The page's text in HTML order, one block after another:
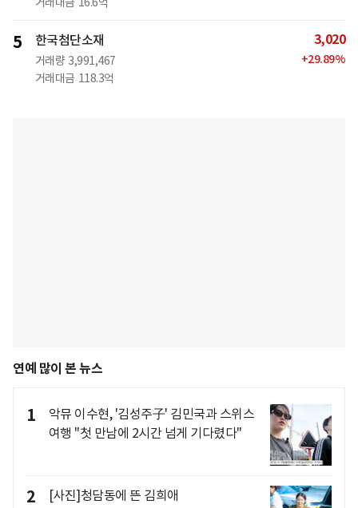
5 한국첨단소재
거래량 3,991,467
거래대금 118.3억
3,020
+29.89%
연예 많이 본 뉴스
1
악뮤 이수현, '김성주子' 김민국과 스위스
여행 "첫 만남에 2시간 넘게 기다렸다"
2 [사진]청담동에 뜬 김희애